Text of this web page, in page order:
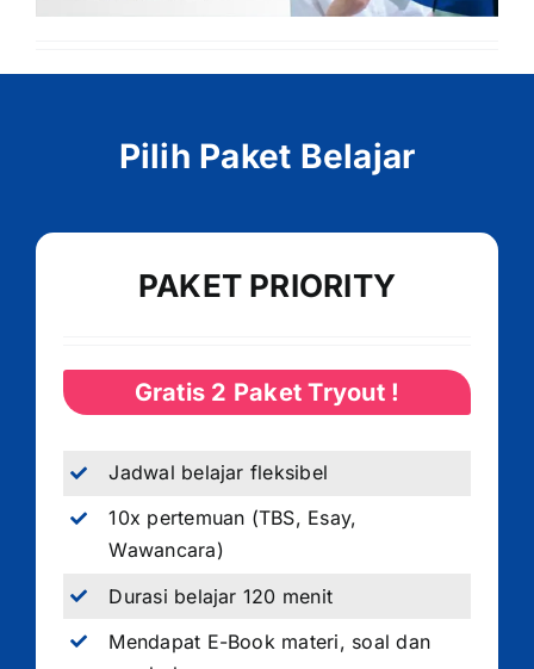
Pilih Paket Belajar
PAKET PRIORITY
Gratis 2 Paket Tryout !
Jadwal belajar fleksibel
10x pertemuan (TBS, Esay,
Wawancara)
Durasi belajar 120 menit
Mendapat E-Book materi, soal dan